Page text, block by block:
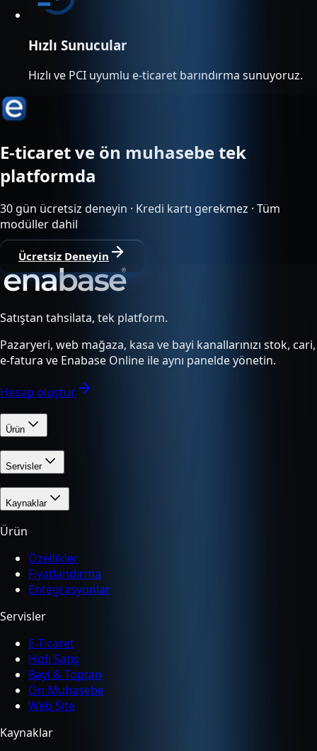
Hızlı Sunucular
Hızlı ve PCI uyumlu e-ticaret barındırma sunuyoruz.
E-ticaret ve ön muhasebe tek
platformda
30 gün ücretsiz deneyin · Kredi kartı gerekmez · Tüm
modüller dahil
Ücretsiz Deneyin
Satıştan tahsilata, tek platform.
Pazaryeri, web mağaza, kasa ve bayi kanallarınızı stok, cari,
e-fatura ve Enabase Online ile aynı panelde yönetin.
Hesap oluştur
Ürün
Servisler
Kaynaklar
Ürün
Özellikler
Fiyatlandırma
Entegrasyonlar
Servisler
E-Ticaret
Hızlı Satış
Bayi & Toptan
Ön Muhasebe
Web Site
Kaynaklar